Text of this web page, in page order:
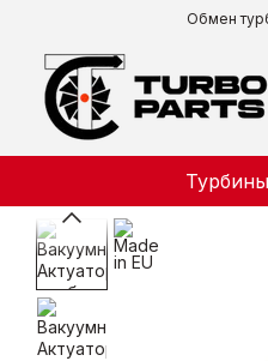
Перейти к основномуОбмен
Турбины